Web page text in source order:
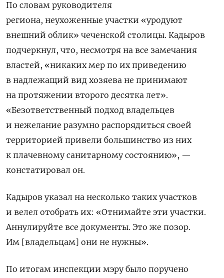
По словам руководителя
региона, неухоженные участки «уродуют
внешний облик» чеченской столицы. Кадыров
подчеркнул, что, несмотря на все замечания
властей, «никаких мер по их приведению
в надлежащий вид хозяева не принимают
на протяжении второго десятка лет».
«Безответственный подход владельцев
и нежелание разумно распорядиться своей
территорией привели большинство из них
к плачевному санитарному состоянию», —
констатировал он.
Кадыров указал на несколько таких участков
и велел отобрать их: «Отнимайте эти участки.
Аннулируйте все документы. Это же позор.
Им [владельцам] они не нужны».
По итогам инспекции мэру было поручено